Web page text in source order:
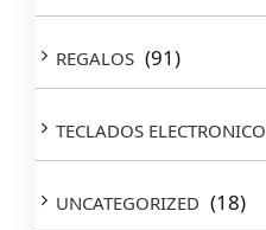
REGALOS (91)
TECLADOS ELECTRONICO
UNCATEGORIZED (18)